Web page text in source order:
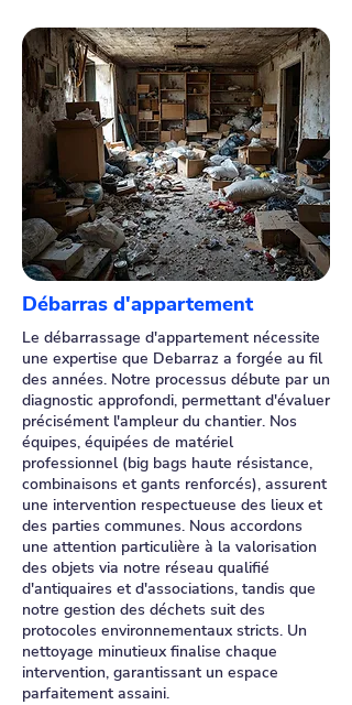
Débarras d'appartement
Le débarrassage d'appartement nécessite
une expertise que Debarraz a forgée au fil
des années. Notre processus débute par un
diagnostic approfondi, permettant d'évaluer
précisément l'ampleur du chantier. Nos
équipes, équipées de matériel
professionnel (big bags haute résistance,
combinaisons et gants renforcés), assurent
une intervention respectueuse des lieux et
des parties communes. Nous accordons
une attention particulière à la valorisation
des objets via notre réseau qualifié
d'antiquaires et d'associations, tandis que
notre gestion des déchets suit des
protocoles environnementaux stricts. Un
nettoyage minutieux finalise chaque
intervention, garantissant un espace
parfaitement assaini.